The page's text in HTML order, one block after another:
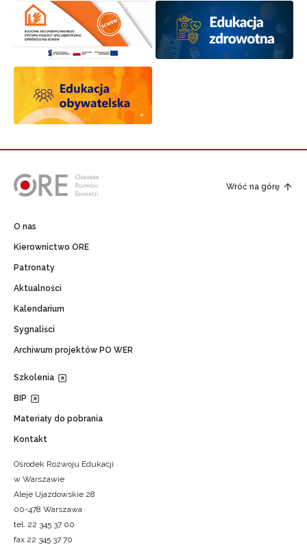
Wróć na górę
O nas
Kierownictwo ORE
Patronaty
Aktualności
Kalendarium
Sygnaliści
Archiwum projektów PO WER
Szkolenia
BIP
Materiały do pobrania
Kontakt
Ośrodek Rozwoju Edukacji
w Warszawie
Aleje Ujazdowskie 28
00-478 Warszawa
tel. 22 345 37 00
fax 22 345 37 70